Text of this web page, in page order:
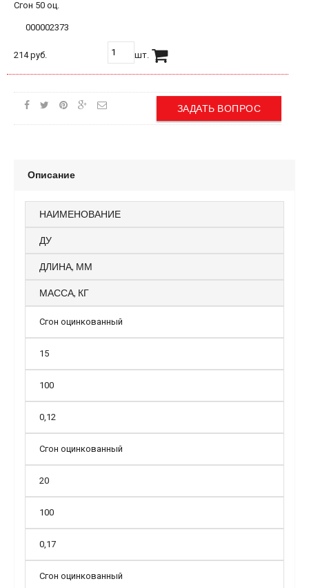
Сгон 50 оц.
000002373
214 руб. шт.
ЗАДАТЬ ВОПРОС
Описание
НАИМЕНОВАНИЕ
ДУ
ДЛИНА, ММ
МАССА, КГ
Сгон оцинкованный
15
100
0,12
Сгон оцинкованный
20
100
0,17
Сгон оцинкованный